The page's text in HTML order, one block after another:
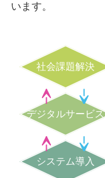
います。
社会課題解決
デジタルサービス
システム導入